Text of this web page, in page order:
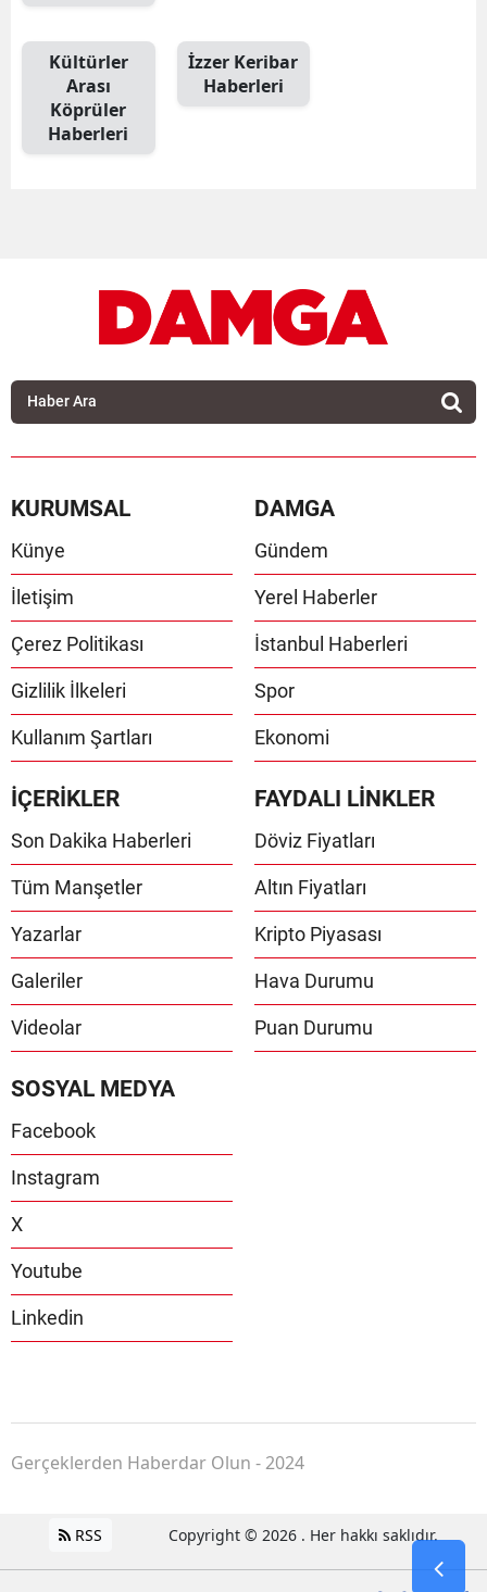
Kültürler
Arası
Köprüler
Haberleri
İzzer Keribar
Haberleri
KURUMSAL
Künye
İletişim
Çerez Politikası
Gizlilik İlkeleri
Kullanım Şartları
DAMGA
Gündem
Yerel Haberler
İstanbul Haberleri
Spor
Ekonomi
İÇERİKLER
Son Dakika Haberleri
Tüm Manşetler
Yazarlar
Galeriler
Videolar
FAYDALI LİNKLER
Döviz Fiyatları
Altın Fiyatları
Kripto Piyasası
Hava Durumu
Puan Durumu
SOSYAL MEDYA
Facebook
Instagram
X
Youtube
Linkedin
Gerçeklerden Haberdar Olun - 2024
RSS Copyright © 2026 . Her hakkı saklıdır.